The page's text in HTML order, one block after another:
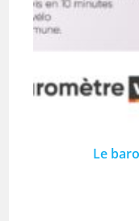
Le